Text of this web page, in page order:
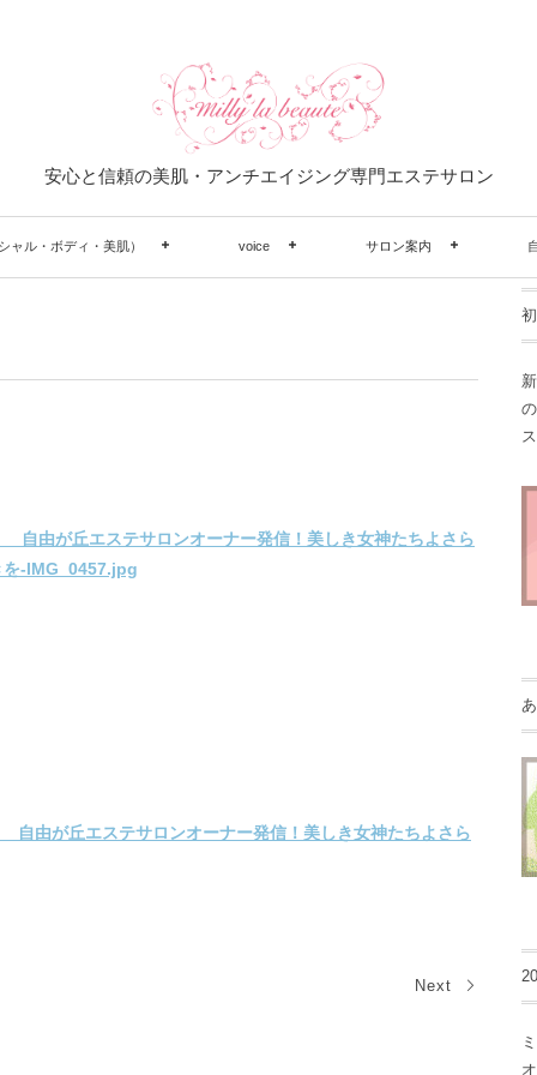
安心と信頼の美肌・アンチエイジング専門エステサロン
ャル・ボディ・美肌） voice サロン案内
Next